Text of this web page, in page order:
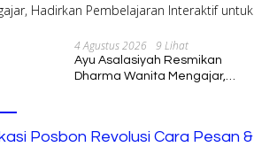
4 Agustus 2026 9 Lihat
Ayu Asalasiyah Resmikan
Dharma Wanita Mengajar,
Posbon Revolusi Cara Pesan &